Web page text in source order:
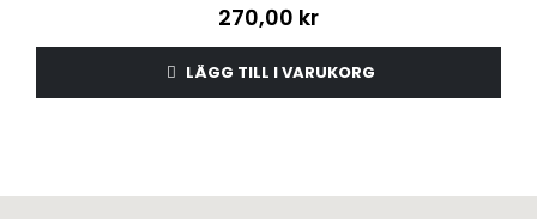
270,00 kr
LÄGG TILL I VARUKORG